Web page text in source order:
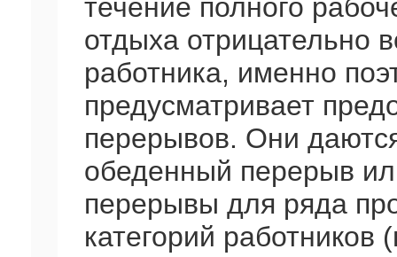
течение полного
отдыха отрицательно
работника, именно
предусматривает
перерывов. Они
обеденный перерыв
перерывы для ряда
категорий